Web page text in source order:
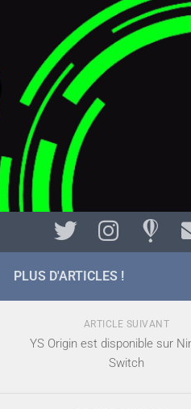
PLUS D'ARTICLES !
ARTICLE SUIVANT
YS Origin est disponible sur
Switch